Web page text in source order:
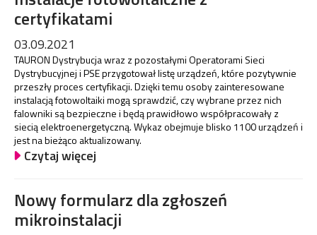
certyfikatami
03.09.2021
TAURON Dystrybucja wraz z pozostałymi Operatorami Sieci
Dystrybucyjnej i PSE przygotował listę urządzeń, które pozytywnie
przeszły proces certyfikacji. Dzięki temu osoby zainteresowane
instalacją fotowoltaiki mogą sprawdzić, czy wybrane przez nich
falowniki są bezpieczne i będą prawidłowo współpracowały z
siecią elektroenergetyczną. Wykaz obejmuje blisko 1100 urządzeń i
jest na bieżąco aktualizowany.
Czytaj więcej
Nowy formularz dla zgłoszeń
mikroinstalacji